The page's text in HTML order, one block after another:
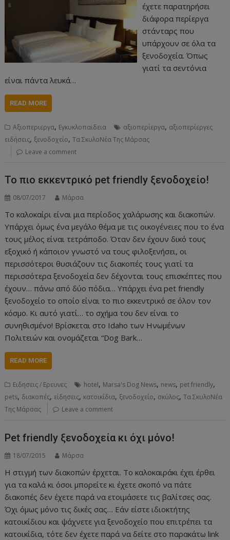
έχετε παρατηρήσει
διάφορα περίεργα
στάνταρς που
υπάρχουν σε όλα τα
ξενοδοχεία. Όπως
γιατί τα σεντόνια
είναι πάντα λευκά…
READ MORE
Αξιοπεριεργα, Εγκυκλοπαιδεια αξιοπερίεργα, αξιοπερίεργες
ειδήσεις, ξενοδοχείο,Τα ΣκυλοΝέα Της Μάρσας
Leave a comment
Το πιο εκκεντρικό pet friendly ξενοδοχείο!
08/07/2017 Μάρσα
Το καλοκαίρι είναι μια περίοδος χαλάρωσης και διακοπών.
Υπάρχει όμως ένα μεγάλο θέμα με τις οικογένειες που το ένα
τους μέλος είναι τετράποδο. Όταν δεν έχουν δικό τους
εξοχικό ή κάποιον γνωστό να τους φιλοξενήσει, οι
περισσότεροι θυσιάζουν τις διακοπές τους γιατί τα
περισσότερα ξενοδοχεία δεν δέχονται τους επισκέπτες που
έχουν… πάνω από δύο πόδια… Υπάρχει ένα pet friendly
ξενοδοχείο το οποίο είναι το πιο εκκεντρικό σε όλον τον
κόσμο. Κι αυτό γιατί… το σχήμα του δεν είναι το
συνηθισμένο! Βρίσκεται στο Idaho των Ηνωμένων
Πολιτειών και ονομάζεται “Dog Bark…
READ MORE
Ειδησεις / Ερευνες hotel, Marsa's Dog News, news, pet friendly,
pets, διακοπές, είδησεις, κατοικίδια, ξενοδοχείο, σκύλος,Τα ΣκυλοΝέα
Της Μάρσας
Leave a comment
Pet friendly ξενοδοχεία κι όχι μόνο!
18/07/2015 Μάρσα
Η στιγμή των διακοπών έρχεται. Το καλοκαιράκι έχει έρθει
για τα καλά κι όσοι μπορείτε κι έχετε σκοπό να πάτε
διακοπές δεν έχετε παρά να ετοιμάσετε τις βαλίτσες σας.
Όχι όμως μόνο τις δικές σας… Εάν είστε ιδιοκτήτης
κατοικίδιου και ψάχνετε για ξενοδοχείο που επιτρέπει τα
κατοικίδια, τότε δεν έχετε παρά να δείτε στο παρακάτω link